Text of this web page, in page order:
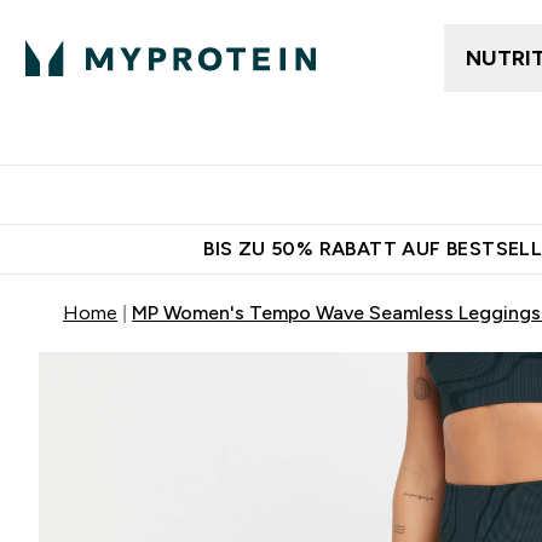
BIS ZU 50% RABATT AUF
Home MP Women's Tempo Wave Seamless